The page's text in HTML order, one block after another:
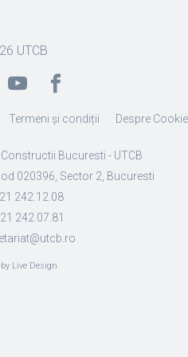
UTCB
Termeni și condiții Despre
Bucuresti - UTCB
020396, Sector 2, Bucuresti
242.12.08
242.07.81
Live Design